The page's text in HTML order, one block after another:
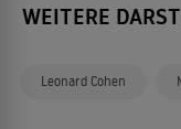
WEITERE
Leonard Cohen